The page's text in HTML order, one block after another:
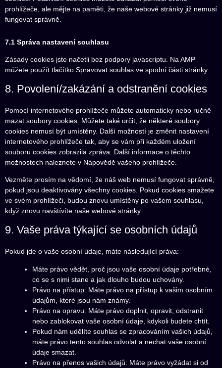
prohlížeče, ale mějte na paměti, že naše webové stránky již nemusí
fungovat správně.
7.1 Správa nastavení souhlasu
Zásady cookies jste načetli bez podpory javascriptu. Na AMP
můžete použít tlačítko Spravovat souhlas ve spodní části stránky.
8. Povolení/zakázání a odstranění cookies
Pomocí internetového prohlížeče můžete automaticky nebo ručně
mazat soubory cookies. Můžete také určit, že některé soubory
cookies nemusí být umístěny. Další možností je změnit nastavení
internetového prohlížeče tak, aby se vám při každém uložení
souboru cookies zobrazila zpráva. Další informace o těchto
možnostech naleznete v Nápovědě vašeho prohlížeče.
Vezměte prosím na vědomí, že náš web nemusí fungovat správně,
pokud jsou deaktivovány všechny cookies. Pokud cookies smažete
ve svém prohlížeči, budou znovu umístěny po vašem souhlasu,
když znovu navštívíte naše webové stránky.
9. Vaše práva týkající se osobních údajů
Pokud jde o vaše osobní údaje, máte následující práva:
Máte právo vědět, proč jsou vaše osobní údaje potřebné,
co se s nimi stane a jak dlouho budou uchovány.
Právo na přístup: Máte právo na přístup k vašim osobním
údajům, které jsou nám známy.
Právo na opravu: Máte právo doplnit, opravit, odstranit
nebo zablokovat vaše osobní údaje, kdykoli budete chtít.
Pokud nám udělíte souhlas se zpracováním vašich údajů,
máte právo tento souhlas odvolat a nechat vaše osobní
údaje smazat.
Právo na přenos vašich údajů: Máte právo vyžádat si od